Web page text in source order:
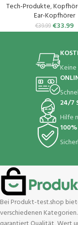
Treiber, 30
Wiedergabezeit,
2 Geräten,
Mikrofon, Leicht –
Tech-Produkte,
Ear-Kopfhörer
€39.99 €33.99
24/7
Hilfe
Bei Produkt-test.shop
verschiedenen